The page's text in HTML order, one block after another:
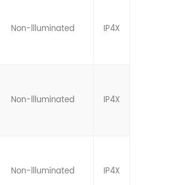
Non-llluminated IP4X
Non-llluminated IP4X
Non-llluminated IP4X